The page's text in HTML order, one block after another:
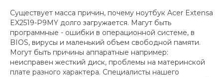
Существует масса причин, почему ноутбук Acer Extensa
EX2519-P9MY долго загружается. Магут быть
программные - ошибки в операционной системе, в
BIOS, вирусы и маленький объем свободной памяти.
Могут быть причины аппаратные например:
неисправен жесткий диск, проблемы на материнской
плате разного характера. Специалисты нашего